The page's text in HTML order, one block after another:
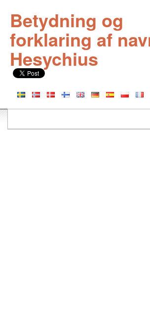
Betydning og
forklaring af
Hesychius